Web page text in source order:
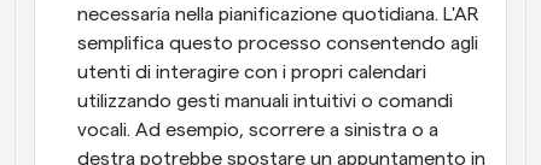
necessaria nella pianificazione quotidiana. L'AR
semplifica questo processo consentendo agli
utenti di interagire con i propri calendari
utilizzando gesti manuali intuitivi o comandi
vocali. Ad esempio, scorrere a sinistra o a
destra potrebbe spostare un appuntamento in